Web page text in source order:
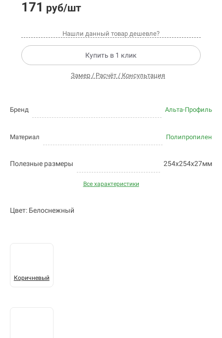
171 руб/шт
Нашли данный товар дешевле?
Купить в 1 клик
Замер / Расчёт / Консультация
Бренд Альта-Профиль
Материал Полипропилен
Полезные размеры 254х254х27мм
Все характеристики
Цвет: Белоснежный
Коричневый